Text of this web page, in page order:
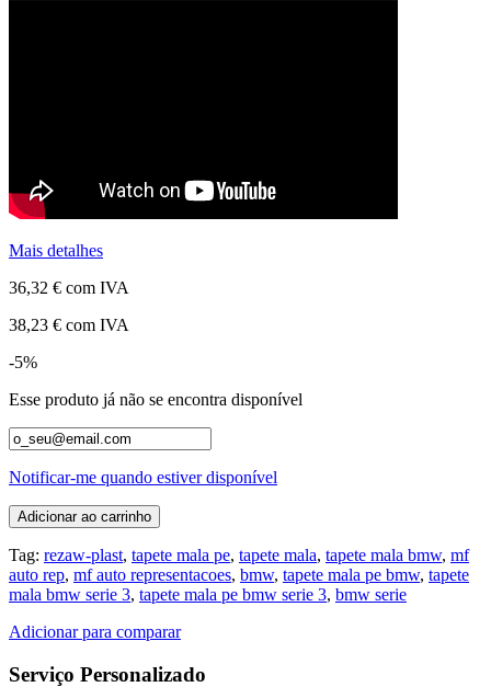
Mais detalhes
36,32 € com IVA
38,23 € com IVA
-5%
Esse produto já não se encontra disponível
Notificar-me quando estiver disponível
Adicionar ao carrinho
Tag: rezaw-plast, tapete mala pe, tapete mala, tapete mala bmw, mf
auto rep, mf auto representacoes, bmw, tapete mala pe bmw, tapete
mala bmw serie 3, tapete mala pe bmw serie 3, bmw serie
Adicionar para comparar
Serviço Personalizado